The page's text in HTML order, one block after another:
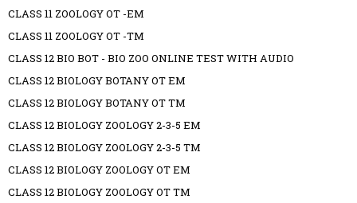
CLASS 11 ZOOLOGY OT -EM
CLASS 11 ZOOLOGY OT -TM
CLASS 12 BIO BOT - BIO ZOO ONLINE TEST WITH AUDIO
CLASS 12 BIOLOGY BOTANY OT EM
CLASS 12 BIOLOGY BOTANY OT TM
CLASS 12 BIOLOGY ZOOLOGY 2-3-5 EM
CLASS 12 BIOLOGY ZOOLOGY 2-3-5 TM
CLASS 12 BIOLOGY ZOOLOGY OT EM
CLASS 12 BIOLOGY ZOOLOGY OT TM